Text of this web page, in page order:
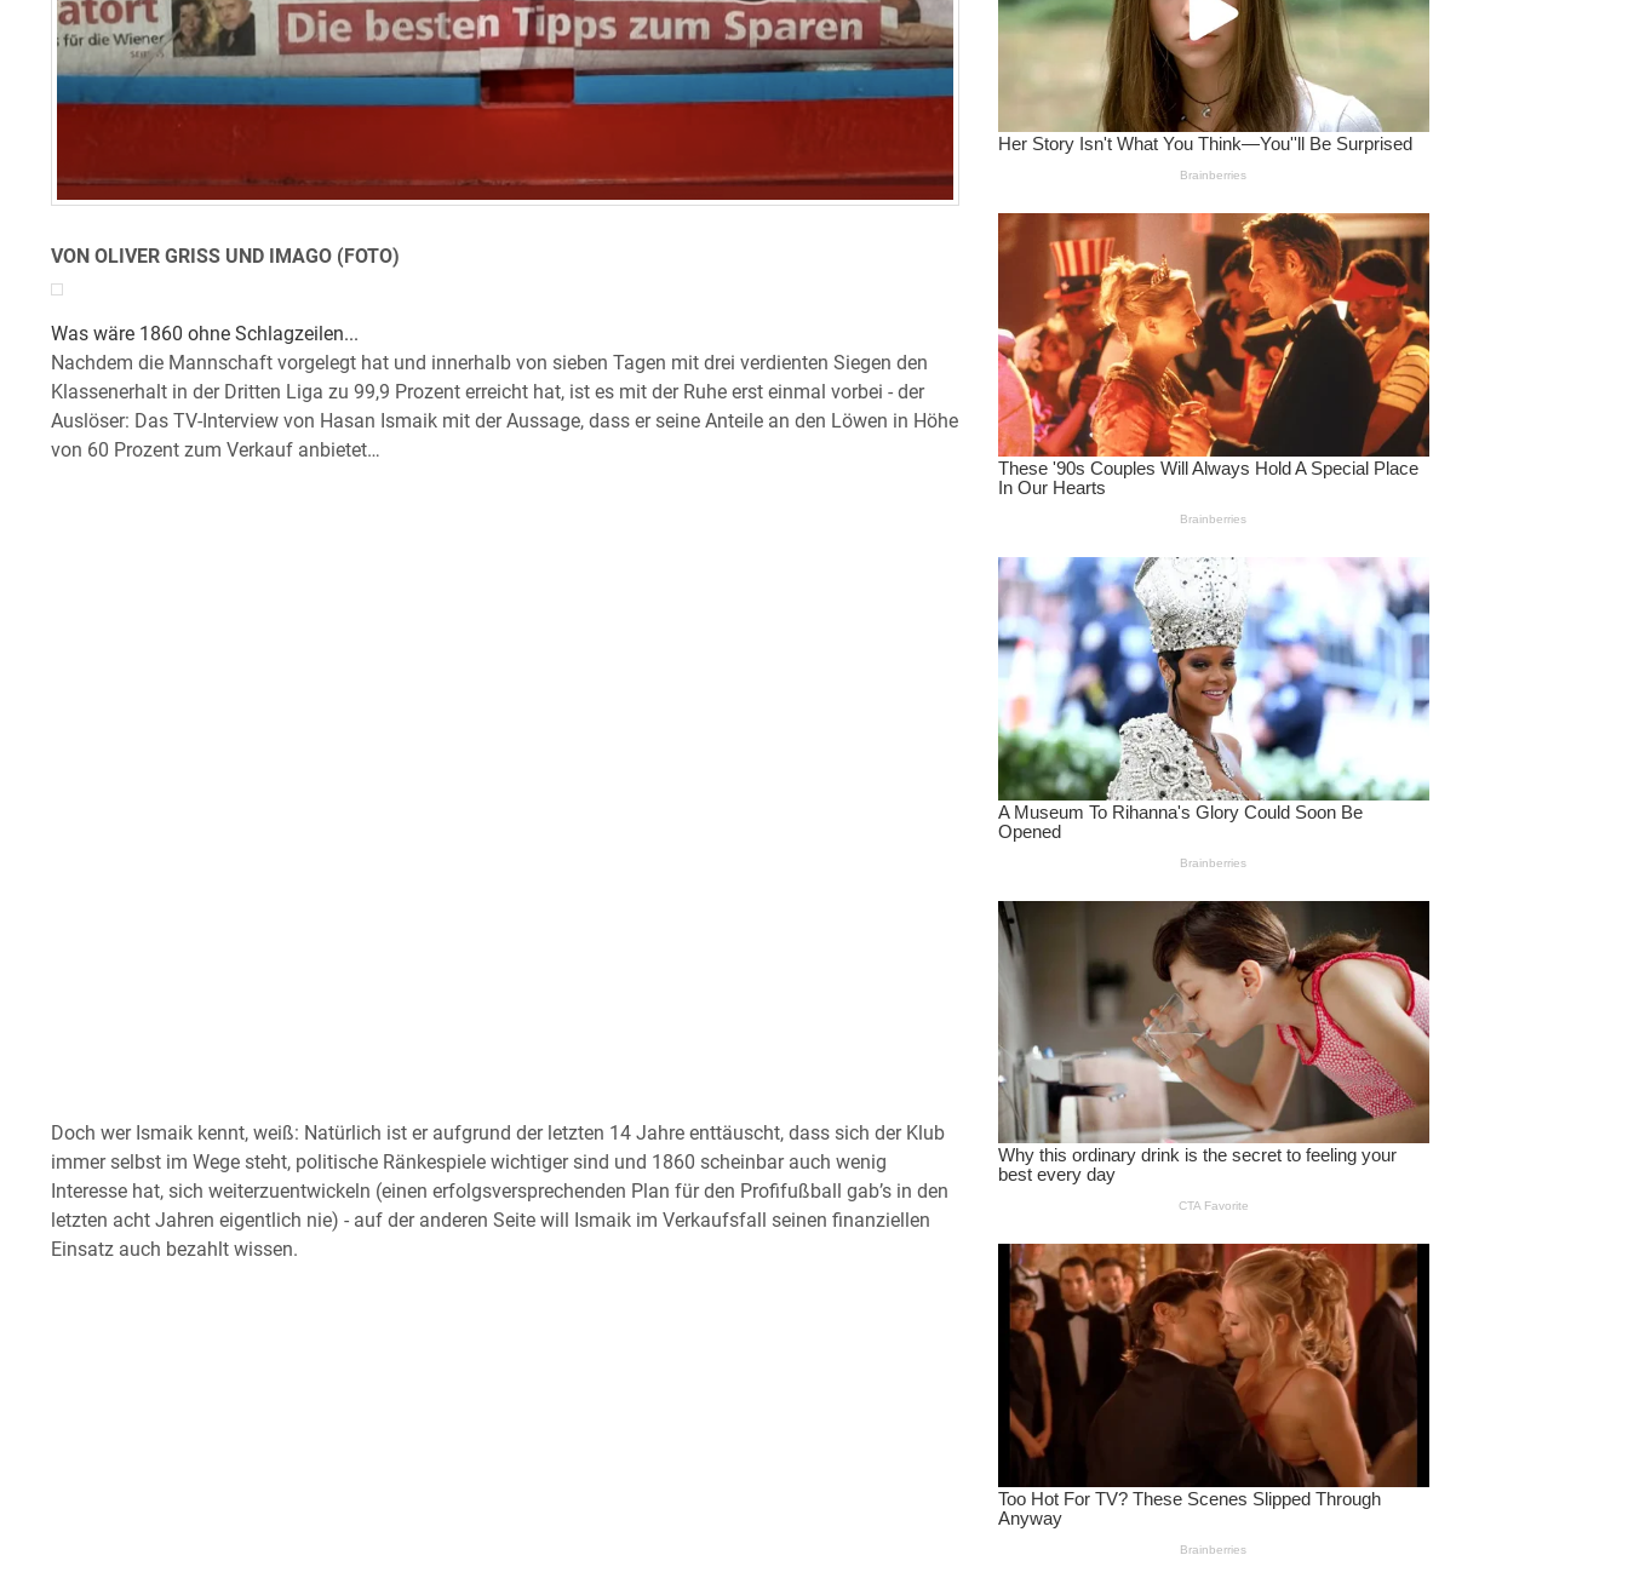
VON OLIVER GRISS UND IMAGO (FOTO)
Was wäre 1860 ohne Schlagzeilen...
Nachdem die Mannschaft vorgelegt hat und innerhalb von sieben Tagen mit drei verdienten Siegen den
Klassenerhalt in der Dritten Liga zu 99,9 Prozent erreicht hat, ist es mit der Ruhe erst einmal vorbei - der
Auslöser: Das TV-Interview von Hasan Ismaik mit der Aussage, dass er seine Anteile an den Löwen in Höhe
von 60 Prozent zum Verkauf anbietet…
Doch wer Ismaik kennt, weiß: Natürlich ist er aufgrund der letzten 14 Jahre enttäuscht, dass sich der Klub
immer selbst im Wege steht, politische Ränkespiele wichtiger sind und 1860 scheinbar auch wenig
Interesse hat, sich weiterzuentwickeln (einen erfolgsversprechenden Plan für den Profifußball gab’s in den
letzten acht Jahren eigentlich nie) - auf der anderen Seite will Ismaik im Verkaufsfall seinen finanziellen
Einsatz auch bezahlt wissen.